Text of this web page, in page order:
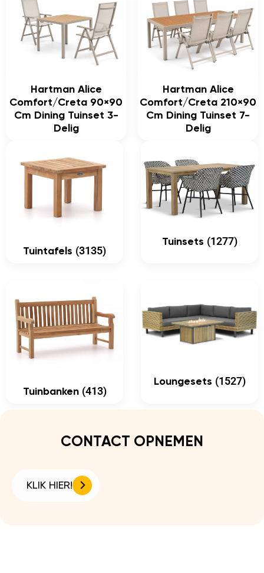
Hartman Alice
Comfort/Creta 90×90
Cm Dining Tuinset 3-
Delig
Hartman Alice
Comfort/Creta 210×90
Cm Dining Tuinset 7-
Delig
Tuintafels (3135)
Tuinsets (1277)
Tuinbanken (413)
Loungesets (1527)
CONTACT OPNEMEN
KLIK HIER!